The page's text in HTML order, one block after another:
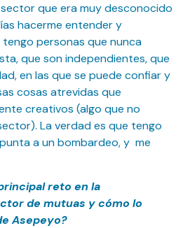
que era muy desconocido
hacerme entender y
personas que nunca
que son independientes, que
en las que se puede confiar y
cosas atrevidas que
creativos (algo que no
La verdad es que tengo
a un bombardeo, y me
reto en la
de mutuas y cómo lo
Asepeyo?